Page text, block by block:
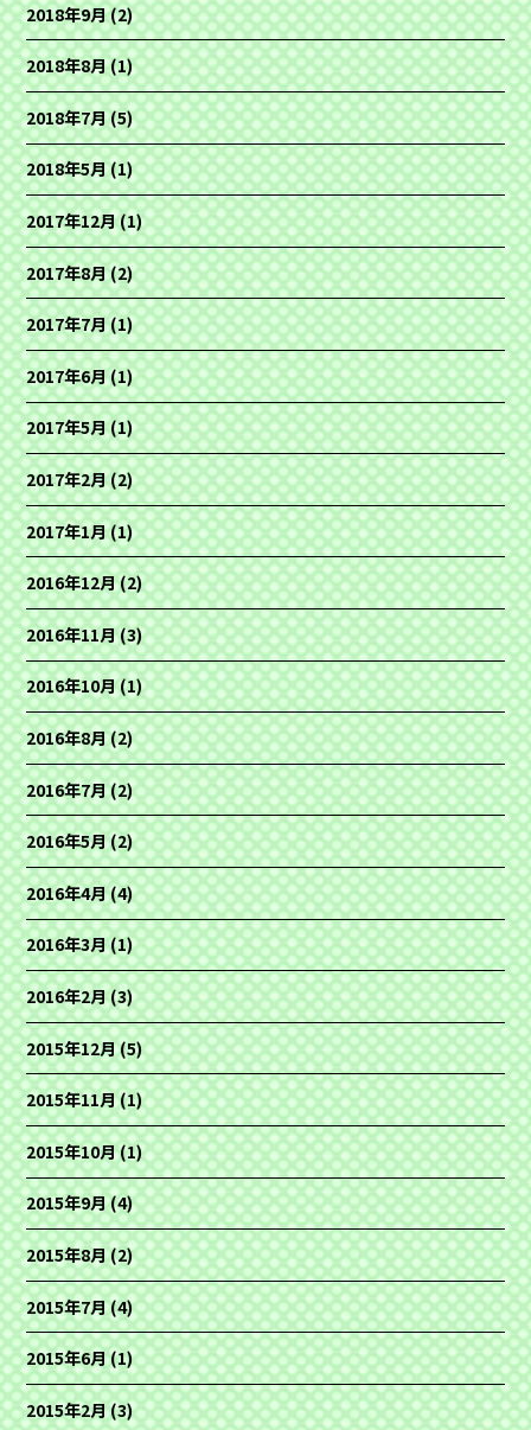
2018年9月(2)
2018年8月(1)
2018年7月(5)
2018年5月(1)
2017年12月(1)
2017年8月(2)
2017年7月(1)
2017年6月(1)
2017年5月(1)
2017年2月(2)
2017年1月(1)
2016年12月(2)
2016年11月(3)
2016年10月(1)
2016年8月(2)
2016年7月(2)
2016年5月(2)
2016年4月(4)
2016年3月(1)
2016年2月(3)
2015年12月(5)
2015年11月(1)
2015年10月(1)
2015年9月(4)
2015年8月(2)
2015年7月(4)
2015年6月(1)
2015年2月(3)